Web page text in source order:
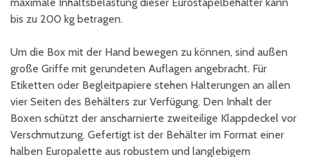
bis zu 200 kg betragen.
Um die Box mit der Hand bewegen zu können, sind außen
große Griffe mit gerundeten Auflagen angebracht. Für
Etiketten oder Begleitpapiere stehen Halterungen an allen
vier Seiten des Behälters zur Verfügung. Den Inhalt der
Boxen schützt der anscharnierte zweiteilige Klappdeckel vor
Verschmutzung. Gefertigt ist der Behälter im Format einer
halben Europalette aus robustem und langlebigem